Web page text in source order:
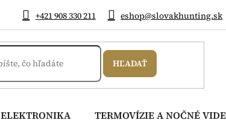
+421 908 330 211 eshop@slovakhunting.sk
HĽADAŤ
ELEKTRONIKA TERMOVÍZIE A NOČNÉ